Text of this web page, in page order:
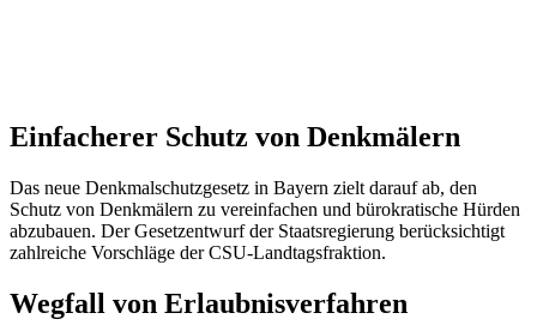
Einfacherer Schutz von Denkmälern
Das neue Denkmalschutzgesetz in Bayern zielt darauf ab, den
Schutz von Denkmälern zu vereinfachen und bürokratische Hürden
abzubauen. Der Gesetzentwurf der Staatsregierung berücksichtigt
zahlreiche Vorschläge der CSU-Landtagsfraktion.
Wegfall von Erlaubnisverfahren